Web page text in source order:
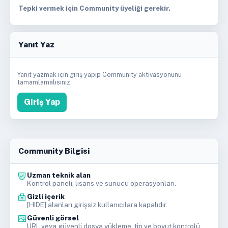
Tepki vermek için Community üyeliği gerekir.
Yanıt Yaz
Yanıt yazmak için giriş yapıp Community aktivasyonunu
tamamlamalısınız.
Giriş Yap
Community Bilgisi
Uzman teknik alan
Kontrol paneli, lisans ve sunucu operasyonları.
Gizli içerik
[HIDE] alanları girişsiz kullanıcılara kapalıdır.
Güvenli görsel
URL veya güvenli dosya yükleme, tip ve boyut kontrolü.